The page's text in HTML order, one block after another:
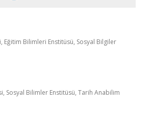
Eğitim Bilimleri Enstitüsü, Sosyal Bilgiler
Sosyal Bilimler Enstitüsü, Tarih Anabilim